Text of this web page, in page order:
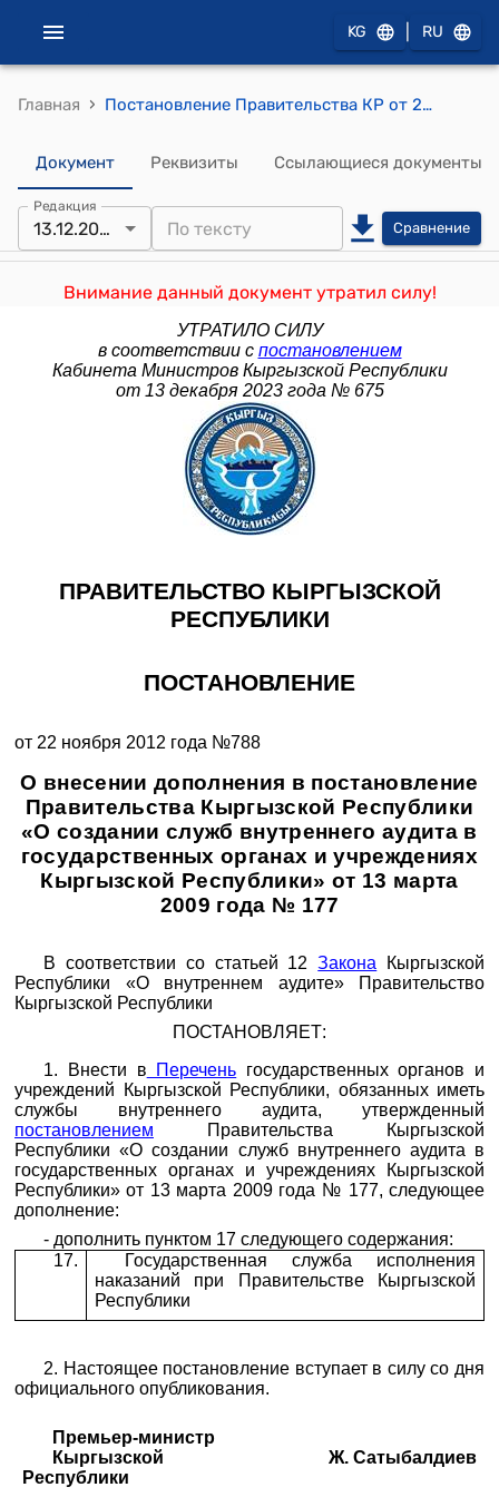
KG RU
Главная › Постановление Правительства КР от 22 ноября 2012 года №788 "О внесении дополнения в постановление Правительства Кыргызской Республики «О создании служб внутреннего аудита в государственных органах и учреждениях Кыргызской Республики»от 13 марта 2009 года № 177
Документ Реквизиты Ссылающиеся документы
Редакция
13.12.2023 Сравнение
Внимание данный документ утратил силу!